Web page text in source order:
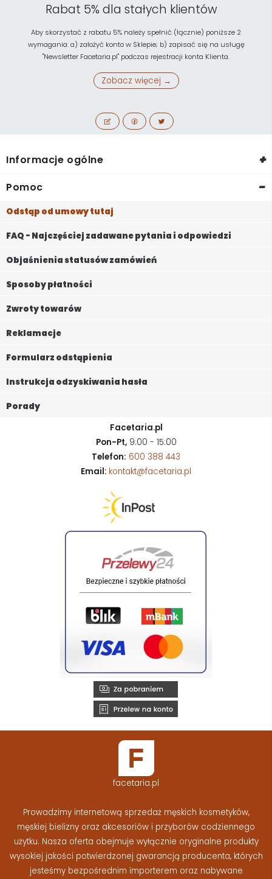
Rabat 5% dla stałych klientów
Aby skorzystać z rabatu 5% należy spełnić (łącznie) poniższe 2
wymagania: a) założyć konto w Sklepie; b) zapisać się na usługę
"Newsletter Facetaria.pl" podczas rejestracji konta Klienta.
Zobacz więcej →
Informacje ogólne +
Pomoc -
Odstąp od umowy tutaj
FAQ - Najczęściej zadawane pytania i odpowiedzi
Objaśnienia statusów zamówień
Sposoby płatności
Zwroty towarów
Reklamacje
Formularz odstąpienia
Instrukcja odzyskiwania hasła
Porady
Facetaria.pl
Pon-Pt,9:00 - 15:00
Telefon: 600 388 443
Email: kontakt@facetaria.pl
facetaria.pl
Prowadzimy internetową sprzedaż męskich kosmetyków,
męskiej bielizny oraz akcesoriów i przyborów codziennego
użytku. Nasza oferta obejmuje wyłącznie oryginalne produkty
wysokiej jakości potwierdzonej gwarancją producenta, których
jesteśmy bezpośrednim importerem oraz nabywane